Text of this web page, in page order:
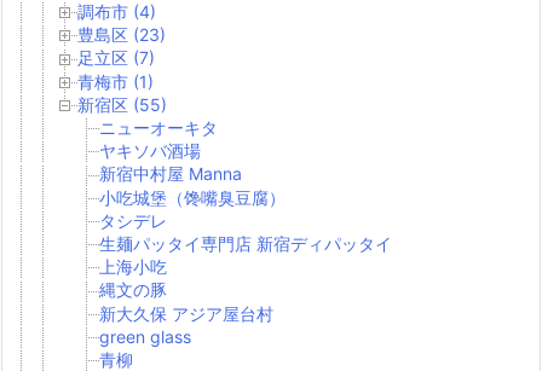
調布市 (4)
豊島区 (23)
足立区 (7)
青梅市 (1)
新宿区 (55)
ニューオーキタ
ヤキソバ酒場
新宿中村屋 Manna
小吃城堡（馋嘴臭豆腐）
タシデレ
生麺パッタイ専門店 新宿ディパッタイ
上海小吃
縄文の豚
新大久保 アジア屋台村
green glass
青柳